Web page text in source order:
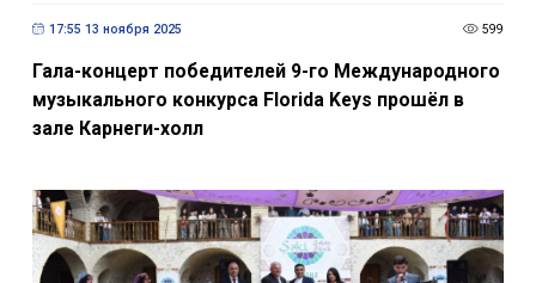
17:55 13 ноября 2025 599
Гала-концерт победителей 9-го Международного
музыкального конкурса Florida Keys прошёл в
зале Карнеги-холл